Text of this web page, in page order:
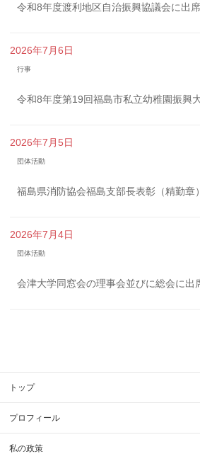
令和8年度渡利地区自治振興協議会に出席
2026年7月6日
行事
令和8年度第19回福島市私立幼稚園振興
2026年7月5日
団体活動
福島県消防協会福島支部長表彰（精勤章）
2026年7月4日
団体活動
会津大学同窓会の理事会並びに総会に出
トップ
プロフィール
私の政策